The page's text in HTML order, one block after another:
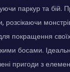
паркур та бій.
розсікаючи
покращення
босами.
пригоди з